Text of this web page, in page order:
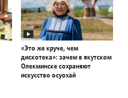
«Это же круче, чем
дискотека»: зачем в якутском
Олекминске сохраняют
искусство осуохай